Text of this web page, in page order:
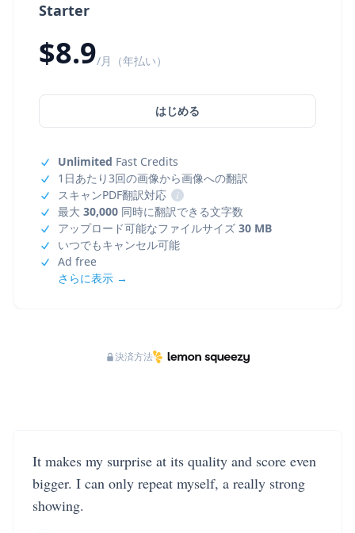
Starter
$8.9/月（年払い）
はじめる
Unlimited Fast Credits
1日あたり3回の画像から画像への翻訳
スキャンPDF翻訳対応
i
最大 30,000 同時に翻訳できる文字数
アップロード可能なファイルサイズ 30 MB
いつでもキャンセル可能
Ad free
さらに表示 →
決済方法
It makes my surprise at its quality and score even
bigger. I can only repeat myself, a really strong
showing.